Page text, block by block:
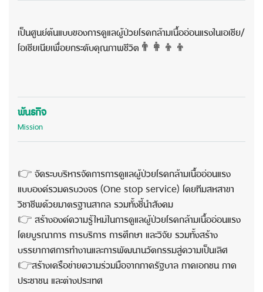
เป็นศูนย์ต้นแบบของการดูแลผู้ป่วยโรคกล้ามเนื้ออ่อนแรงในเอเชีย/
โอเชียเนียเพื่อยกระดับคุณภาพชีวิต 👨‍👩‍👦‍👦
พันธกิจ
Mission
👉 จัดระบบริหารจัดการการดูแลผู้ป่วยโรคกล้ามเนื้ออ่อนแรง
แบบองค์รวมครบวงจร (One stop service) โดยทีมสหสาขา
วิชาชีพด้วยมาตรฐานสากล รวมทั้งชี้นำสังคม
👉 สร้างองค์ความรู้ใหม่ในการดูแลผู้ป่วยโรคกล้ามเนื้ออ่อนแรง
โดยบูรณาการ การบริการ การศึกษา และวิจัย รวมทั้งสร้าง
บรรยากาศการทำงานและการพัฒนานวัตกรรมสู่ความเป็นเลิศ
👉สร้างเครือข่ายความร่วมมือจากภาครัฐบาล ภาคเอกชน ภาค
ประชาชน และต่างประเทศ